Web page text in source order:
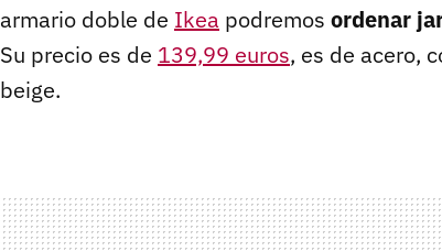
armario doble de Ikea podremos ordenar
Su precio es de 139,99 euros, es de acero,
beige.